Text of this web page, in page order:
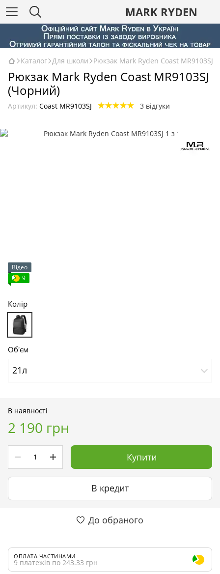
MARK RYDEN
Каталог Для школи Рюкзак Mark Ryden Coast MR9103SJ
Рюкзак Mark Ryden Coast MR9103SJ
(Чорний)
Артикул: Coast MR9103SJ 3 відгуки
Відео
9
Колір
Об'єм
21л
В наявності
2 190 грн
Купити
В кредит
До обраного
ОПЛАТА ЧАСТИНАМИ
9 платежів по 243.33 грн